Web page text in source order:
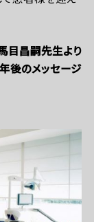
目昌嗣先生より
後のメッセージ